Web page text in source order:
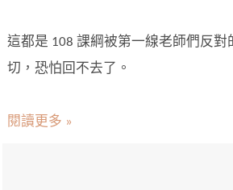
這都是 108 課綱被第一線老師們反對
切，恐怕回不去了。
閱讀更多 »